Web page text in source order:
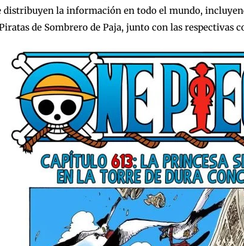
distribuyen la información en todo el mundo,
de Sombrero de Paja, junto con las respectivas